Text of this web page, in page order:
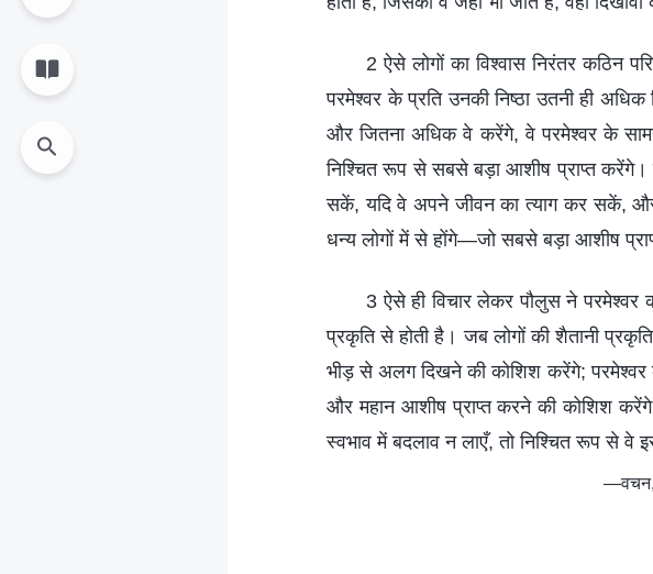
2 ऐसे लोगों का विश्वास निरंतर कठिन
परमेश्वर के प्रति उनकी निष्ठा उतनी ही
और जितना अधिक वे करेंगे, वे परमेश्वर के
निश्चित रूप से सबसे बड़ा आशीष प्राप्त
सकें, यदि वे अपने जीवन का त्याग कर सकें, और
धन्य लोगों में से होंगे—जो सबसे बड़ा आशीष
3 ऐसे ही विचार लेकर पौलुस ने परमेश्वर
प्रकृति से होती है। जब लोगों की शैतानी
भीड़ से अलग दिखने की कोशिश करेंगे;
और महान आशीष प्राप्त करने की कोशिश
स्वभाव में बदलाव न लाएँ, तो निश्चित रूप से वे
—वचन,